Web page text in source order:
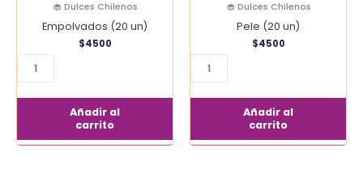
🧁 Dulces Chilenos
Empolvados (20 un)
$4500
Añadir al
carrito
🧁 Dulces Chilenos
Pele (20 un)
$4500
Añadir al
carrito